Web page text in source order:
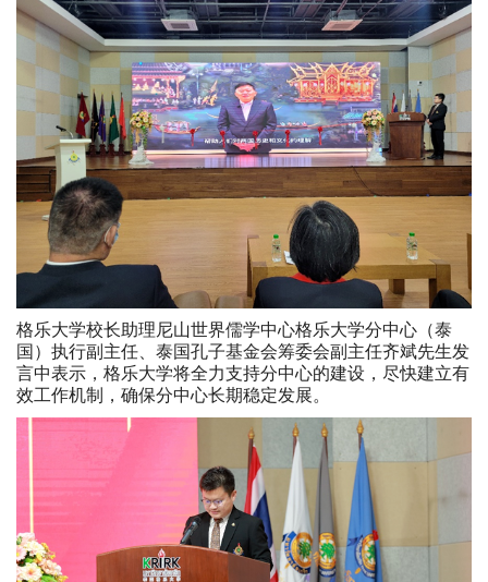
格乐大学校长助理尼山世界儒学中心格乐大学分中心（泰
国）执行副主任、泰国孔子基金会筹委会副主任齐斌先生发
言中表示，格乐大学将全力支持分中心的建设，尽快建立有
效工作机制，确保分中心长期稳定发展。